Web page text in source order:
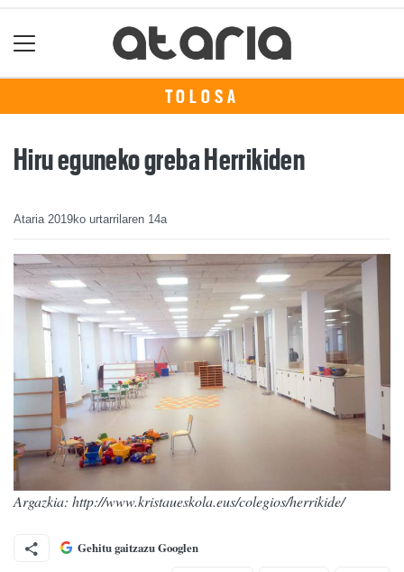
TOLOSA
Hiru eguneko greba Herrikiden
Ataria 2019ko urtarrilaren 14a
Argazkia: http://www.kristaueskola.eus/colegios/herrikide/
Gehitu gaitzazu Googlen